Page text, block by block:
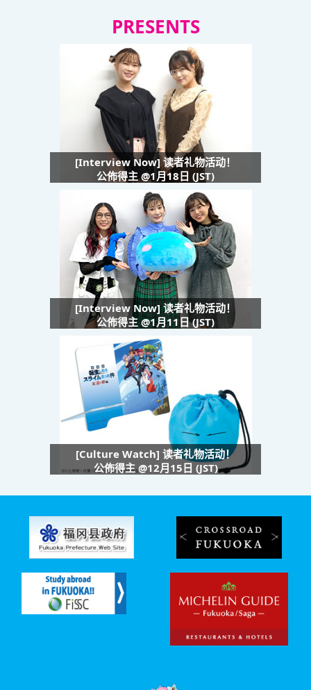
PRESENTS
[Interview Now] 读者礼物活动！
公佈得主 @1月18日 (JST)
[Interview Now] 读者礼物活动！
公佈得主 @1月11日 (JST)
[Culture Watch] 读者礼物活动！
公佈得主 @12月15日 (JST)